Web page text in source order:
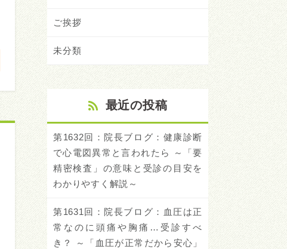
ご挨拶
未分類
最近の投稿
第1632回：院長ブログ：健康診断
で心電図異常と言われたら ～「要
精密検査」の意味と受診の目安を
わかりやすく解説～
第1631回：院長ブログ：血圧は正
常なのに頭痛や胸痛…受診すべ
き？ ～「血圧が正常だから安心」